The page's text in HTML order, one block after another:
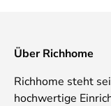
Über Richhome
Richhome steht
hochwertige